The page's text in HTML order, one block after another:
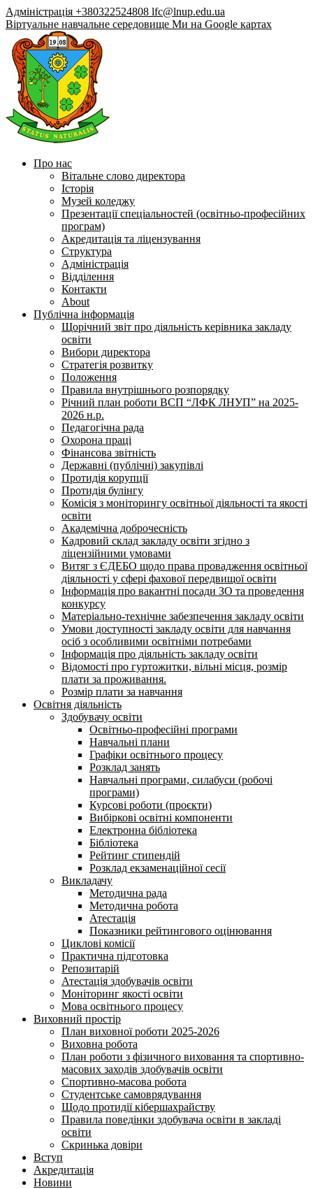
Адміністрація +380322524808 lfc@lnup.edu.ua
Віртуальне навчальне середовище Ми на Google картах
Про нас
Вітальне слово директора
Історія
Музей коледжу
Презентації спеціальностей (освітньо-професійних
програм)
Акредитація та ліцензування
Структура
Адміністрація
Відділення
Контакти
About
Публічна інформація
Щорічний звіт про діяльність керівника закладу
освіти
Вибори директора
Стратегія розвитку
Положення
Правила внутрішнього розпорядку
Річний план роботи ВСП “ЛФК ЛНУП” на 2025-
2026 н.р.
Педагогічна рада
Охорона праці
Фінансова звітність
Державні (публічні) закупівлі
Протидія корупції
Протидія булінгу
Комісія з моніторингу освітньої діяльності та якості
освіти
Академічна доброчесність
Кадровий склад закладу освіти згідно з
ліцензійними умовами
Витяг з ЄДЕБО щодо права провадження освітньої
діяльності у сфері фахової передвищої освіти
Інформація про вакантні посади ЗО та проведення
конкурсу
Матеріально-технічне забезпечення закладу освіти
Умови доступності закладу освіти для навчання
осіб з особливими освітніми потребами
Інформація про діяльність закладу освіти
Відомості про гуртожитки, вільні місця, розмір
плати за проживання.
Розмір плати за навчання
Освітня діяльність
Здобувачу освіти
Освітньо-професійні програми
Навчальні плани
Графіки освітнього процесу
Розклад занять
Навчальні програми, силабуси (робочі
програми)
Курсові роботи (проєкти)
Вибіркові освітні компоненти
Електронна бібліотека
Бібліотека
Рейтинг стипендій
Розклад екзаменаційної сесії
Викладачу
Методична рада
Методична робота
Атестація
Показники рейтингового оцінювання
Циклові комісії
Практична підготовка
Репозитарій
Атестація здобувачів освіти
Моніторинг якості освіти
Мова освітнього процесу
Виховний простір
План виховної роботи 2025-2026
Виховна робота
План роботи з фізичного виховання та спортивно-
масових заходів здобувачів освіти
Спортивно-масова робота
Студентське самоврядування
Щодо протидії кібершахрайству
Правила поведінки здобувача освіти в закладі
освіти
Скринька довіри
Вступ
Акредитація
Новини